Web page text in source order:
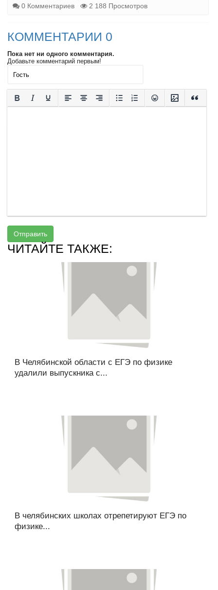
0 Комментариев
2 188 Просмотров
КОММЕНТАРИИ 0
Пока нет ни одного комментария.
Добавьте комментарий первым!
Отправить
ЧИТАЙТЕ ТАКЖЕ:
В Челябинской области с ЕГЭ по физике
удалили выпускника с...
В челябинских школах отрепетируют ЕГЭ по
физике...